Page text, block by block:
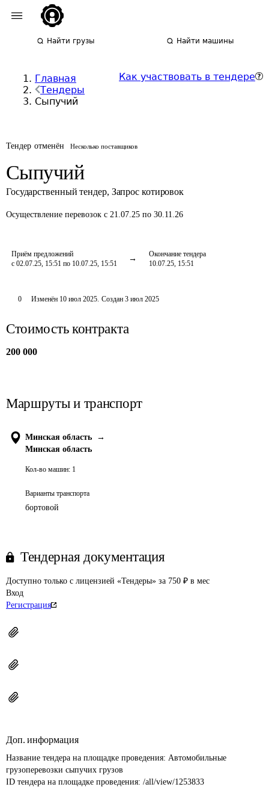
Найти грузы Найти машины
Главная
Тендеры
Сыпучий
Как участвовать в тендере
Тендер отменён Несколько поставщиков
Сыпучий
Государственный тендер, Запрос котировок
Осуществление перевозок с 21.07.25 по 30.11.26
Приём предложений
с 02.07.25, 15:51 по 10.07.25, 15:51
Окончание тендера
10.07.25, 15:51
0 Изменён 10 июл 2025. Создан 3 июл 2025
Стоимость контракта
200 000
Маршруты и транспорт
Минская область
→
Минская область
Кол-во машин: 1
Варианты транспорта
бортовой
Тендерная документация
Доступно только с лицензией «Тендеры» за 750 ₽ в мес
Вход
Регистрация
Доп. информация
Название тендера на площадке проведения: Автомобильные
грузоперевозки сыпучих грузов
ID тендера на площадке проведения: /all/view/1253833